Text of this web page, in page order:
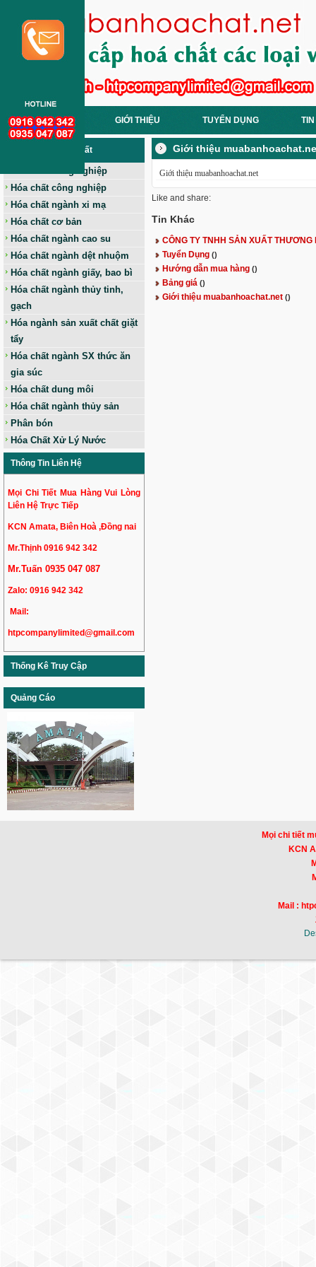
TRANG CHỦ GIỚI THIỆU TUYỂN DỤNG
Các Loại Hoá Chất
Hóa chất nông nghiệp
Hóa chất công nghiệp
Hóa chất ngành xi mạ
Hóa chất cơ bản
Hóa chất ngành cao su
Hóa chất ngành dệt nhuộm
Hóa chất ngành giấy, bao bì
Hóa chất ngành thủy tinh,
gạch
Hóa ngành sản xuất chất giặt
tẩy
Hóa chất ngành SX thức ăn
gia súc
Hóa chất dung môi
Hóa chất ngành thủy sản
Phân bón
Hóa Chất Xử Lý Nước
Thông Tin Liên Hệ
Mọi Chi Tiết Mua Hàng Vui Lòng
Liên Hệ Trực Tiếp
KCN Amata, Biên Hoà ,Đồng nai
Mr.Thịnh 0916 942 342
Mr.Tuấn 0935 047 087
Zalo: 0916 942 342
Mail:
htpcompanylimited@gmail.com
Thống Kê Truy Cập
Quảng Cáo
Giới thiệu
Giới thiệu muabanhoachat.net
Like and share:
Tin Khác
CÔNG TY TNHH SẢN XUẤT
Tuyển Dụng ()
Hướng dẫn mua hàng ()
Bảng giá ()
Giới thiệu muabanhoachat.net ()
Mọi chi tiết
KCN
Mail :